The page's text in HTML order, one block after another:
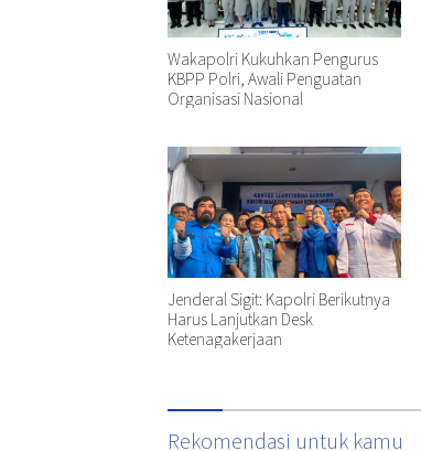
Wakapolri Kukuhkan Pengurus
KBPP Polri, Awali Penguatan
Organisasi Nasional
Jenderal Sigit: Kapolri Berikutnya
Harus Lanjutkan Desk
Ketenagakerjaan
Rekomendasi untuk kamu